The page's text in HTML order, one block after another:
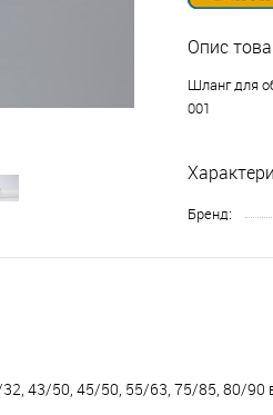
Опис
Шланг для
001
Бренд:
43/50, 45/50, 55/63, 75/85, 80/90